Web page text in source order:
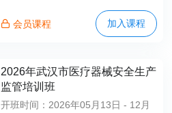
会员课程 加入课程
2026年武汉市医疗器械安全生产
监管培训班
开班时间：2026年05月13日 - 12月